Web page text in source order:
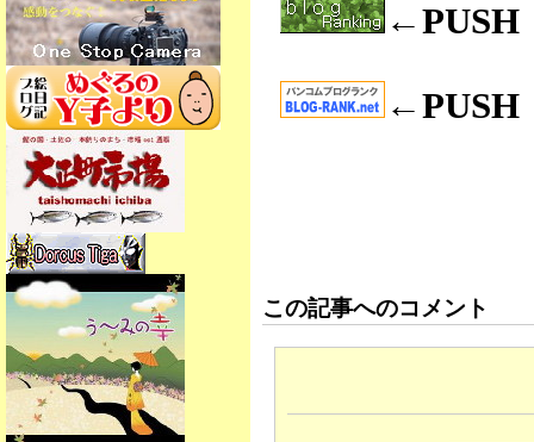
←PUSH
←PUSH
この記事へのコメント